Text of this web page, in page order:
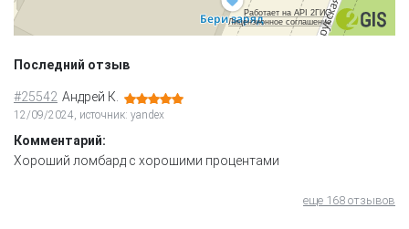
Работает на API 2ГИС
Лицензионное соглашение
Последний отзыв
#25542 Андрей К.
12/09/2024, источник: yandex
Комментарий:
Хороший ломбард с хорошими процентами
еще 168 отзывов